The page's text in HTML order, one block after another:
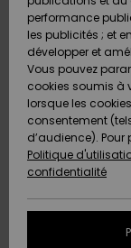
OUTLET
AIDE &
CONTACT
MAGASINS
QUIKSILVER
performance
les publicités ; et
développer et
Vous pouvez
cookies soumis à
lorsque les
consentement
d’audience).
Politique
confidentialité